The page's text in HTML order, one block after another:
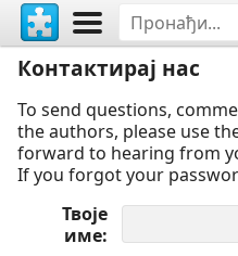
Контактирај нас
To send questions,
the authors, please use
forward to hearing from
If you forgot your
Твоје
име